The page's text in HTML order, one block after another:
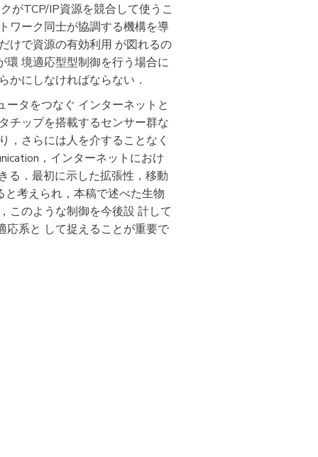
がTCP/IP資源を競合して使うこ
ワーク同士が協調する機構を導
けで資源の有効利用 が図れるの
環 境適応型型制御を行う場合に
かにしなければならない．
タをつなぐ インターネットと
チップを搭載するセンサー群な
，さらには人を介することなく
，インターネットにおけ
る．最初に示した拡張性，移動
考えられ，本稿で述べた生物
このような制御を今後設 計して
応系と して捉えることが重要で